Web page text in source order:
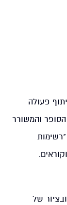
פעולה
הסופר והמשורר
"רשימות
של